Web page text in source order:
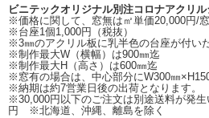
ビニテックオリジナル別注コロナアクリル
※価格に関して、窓無は㎡単価20,000円/
※台座1個1,000円（税抜）
※3㎜のアクリル板に乳半色の台座が付い
※制作最大W（横幅）は900㎜迄
※制作最大H（高さ）は600㎜迄
※窓有の場合は、中心部分にW300㎜
※納期は約7営業日後の出荷となります。
※30,000円以下のご注文は別途送料が発
円 ※北海道、沖縄、離島を除く